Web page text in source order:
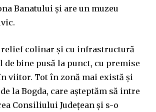
Banatului și are un muzeu
relief colinar și cu infrastructură
de bine pusă la punct, cu premise
viitor. Tot în zonă mai există și
la Bogda, care așteptăm să intre
Consiliului Județean și s-o